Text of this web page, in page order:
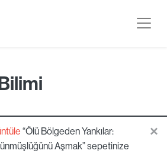
“Ölü Bölgeden Yankılar:
Aşmak” sepetinize
×